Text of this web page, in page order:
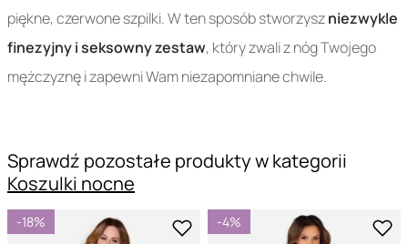
piękne, czerwone szpilki. W ten sposób stworzyszniezwykle
finezyjny i seksowny zestaw, który zwali z nóg Twojego
mężczyznę i zapewni Wam niezapomniane chwile.
Sprawdź pozostałe produkty w kategorii
Koszulki nocne
-18% -4%